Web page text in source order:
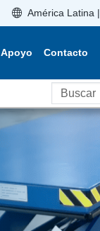
América Latina
Apoyo Contacto